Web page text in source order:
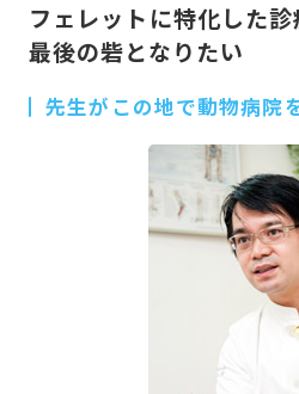
フェレットに特化した
最後の砦となりたい
先生がこの地で動物病院